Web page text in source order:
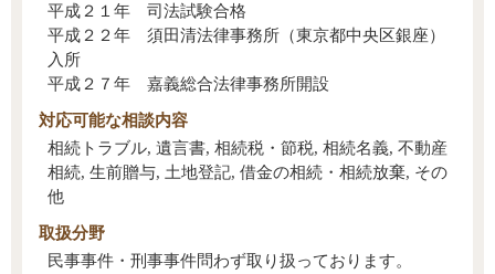
平成２１年 司法試験合格
平成２２年 須田清法律事務所（東京都中央区銀座）
入所
平成２７年 嘉義総合法律事務所開設
対応可能な相談内容
相続トラブル, 遺言書, 相続税・節税, 相続名義, 不動産
相続, 生前贈与, 土地登記, 借金の相続・相続放棄, その
他
取扱分野
民事事件・刑事事件問わず取り扱っております。